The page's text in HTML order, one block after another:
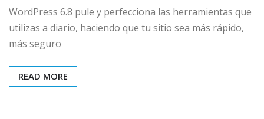
WordPress 6.8 pule y perfecciona las herramientas que
utilizas a diario, haciendo que tu sitio sea más rápido,
más seguro
READ MORE